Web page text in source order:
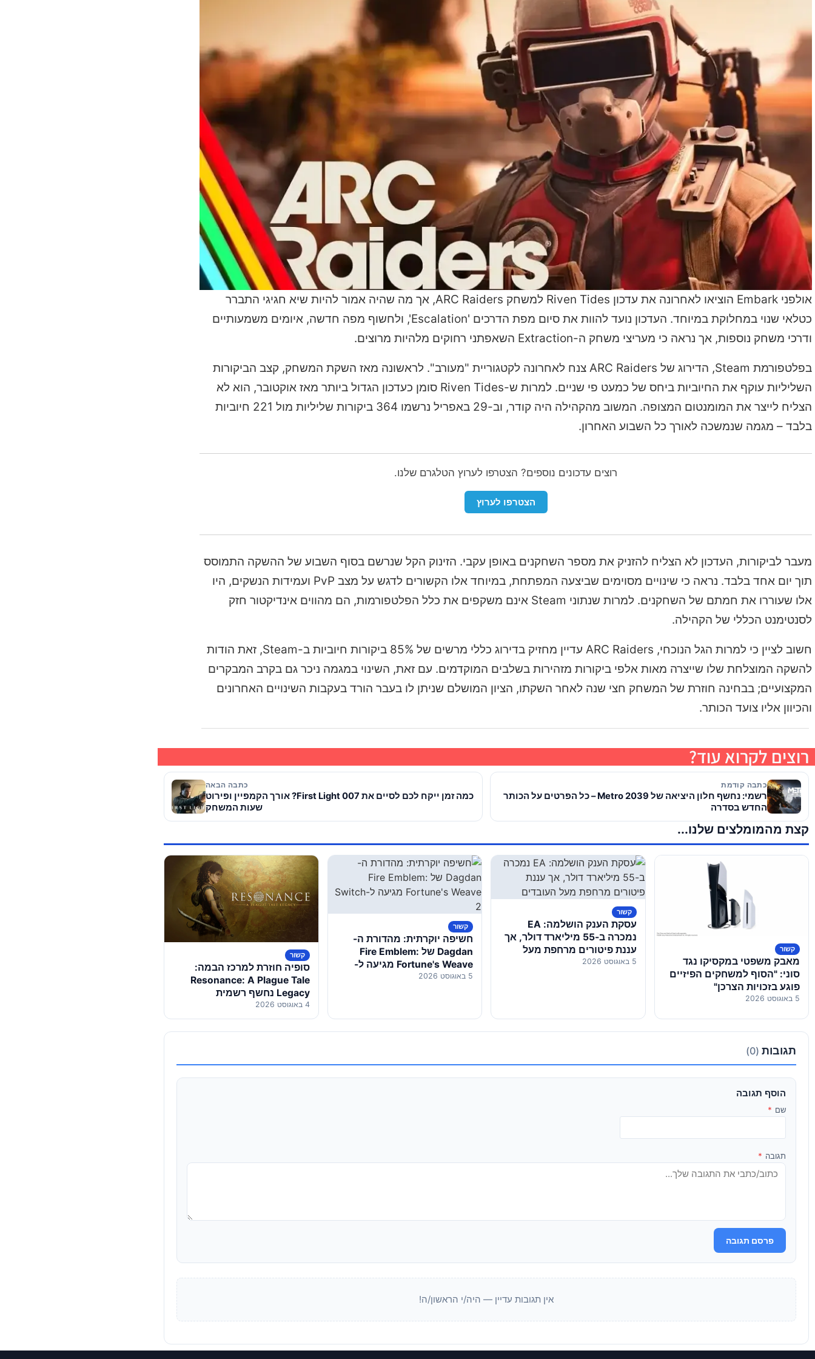
אולפני Embark הוציאו לאחרונה את עדכון Riven Tides למשחק ARC Raiders, אך מה שהיה אמור להיות שיא חגיגי התברר
כטלאי שנוי במחלוקת במיוחד. העדכון נועד להוות את סיום מפת הדרכים 'Escalation', ולחשוף מפה חדשה, איומים משמעותיים
ודרכי משחק נוספות, אך נראה כי מעריצי משחק ה-Extraction השאפתני רחוקים מלהיות מרוצים.
בפלטפורמת Steam, הדירוג של ARC Raiders צנח לאחרונה לקטגוריית "מעורב". לראשונה מאז השקת המשחק, קצב הביקורות
השליליות עוקף את החיוביות ביחס של כמעט פי שניים. למרות ש-Riven Tides סומן כעדכון הגדול ביותר מאז אוקטובר, הוא לא
הצליח לייצר את המומנטום המצופה. המשוב מהקהילה היה קודר, וב-29 באפריל נרשמו 364 ביקורות שליליות מול 221 חיוביות
בלבד – מגמה שנמשכה לאורך כל השבוע האחרון.
רוצים עדכונים נוספים? הצטרפו לערוץ הטלגרם שלנו.
הצטרפו לערוץ
מעבר לביקורות, העדכון לא הצליח להזניק את מספר השחקנים באופן עקבי. הזינוק הקל שנרשם בסוף השבוע של ההשקה התמוסס
תוך יום אחד בלבד. נראה כי שינויים מסוימים שביצעה המפתחת, במיוחד אלו הקשורים לדגש על מצב PvP ועמידות הנשקים, היו
אלו שעוררו את חמתם של השחקנים. למרות שנתוני Steam אינם משקפים את כלל הפלטפורמות, הם מהווים אינדיקטור חזק
לסנטימנט הכללי של הקהילה.
חשוב לציין כי למרות הגל הנוכחי, ARC Raiders עדיין מחזיק בדירוג כללי מרשים של 85% ביקורות חיוביות ב-Steam, זאת הודות
להשקה המוצלחת שלו שייצרה מאות אלפי ביקורות מזהירות בשלבים המוקדמים. עם זאת, השינוי במגמה ניכר גם בקרב המבקרים
המקצועיים; בבחינה חוזרת של המשחק חצי שנה לאחר השקתו, הציון המושלם שניתן לו בעבר הורד בעקבות השינויים האחרונים
והכיוון אליו צועד הכותר.
רוצים לקרוא עוד?
כתבה קודמת
רשמי: נחשף חלון היציאה של Metro 2039 – כל הפרטים על הכותר
החדש בסדרה
כתבה הבאה
כמה זמן ייקח לכם לסיים את 007 First Light? אורך הקמפיין ופירוט
שעות המשחק
קצת מהמומלצים שלנו...
קשור
מאבק משפטי במקסיקו נגד
סוני: "הסוף למשחקים הפיזיים
פוגע בזכויות הצרכן"
5 באוגוסט 2026
קשור
עסקת הענק הושלמה: EA
נמכרה ב-55 מיליארד דולר, אך
עננת פיטורים מרחפת מעל
העובדים
5 באוגוסט 2026
קשור
חשיפה יוקרתית: מהדורת ה-
Dagdan של Fire Emblem:
Fortune's Weave מגיעה ל-
Switch 2
5 באוגוסט 2026
קשור
סופיה חוזרת למרכז הבמה:
Resonance: A Plague Tale
Legacy נחשף רשמית
4 באוגוסט 2026
תגובות (0)
הוסף תגובה
שם *
תגובה *
פרסם תגובה
אין תגובות עדיין — היה/י הראשון/ה!